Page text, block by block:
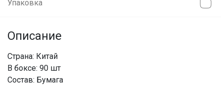
Упаковка
Описание
Страна: Китай
В боксе: 90 шт
Состав: Бумага